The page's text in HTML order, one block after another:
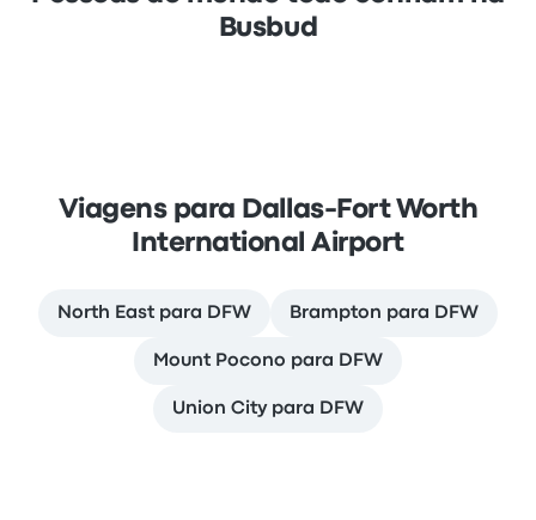
Busbud
Viagens para Dallas-Fort Worth
International Airport
North East para DFW Brampton para DFW
Mount Pocono para DFW
Union City para DFW